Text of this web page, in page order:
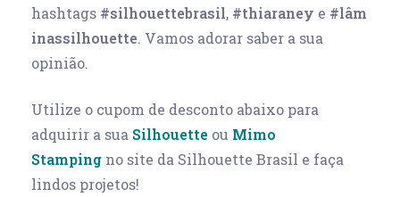
hashtags #silhouettebrasil, #thiaraney e #lâm
inassilhouette. Vamos adorar saber a sua
opinião.
Utilize o cupom de desconto abaixo para
adquirir a sua Silhouette ou Mimo
Stamping no site da Silhouette Brasil e faça
lindos projetos!